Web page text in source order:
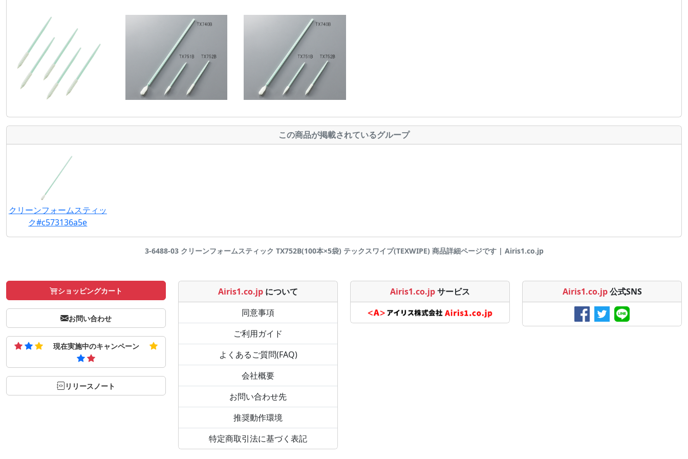
この商品が掲載されているグループ
クリーンフォームスティッ
ク#c573136a5e
3-6488-03 クリーンフォームスティック TX752B(100本×5袋) テックスワイプ(TEXWIPE) 商品詳細ページです | Airis1.co.jp
ショッピングカート
お問い合わせ
現在実施中のキャンペーン
リリースノート
Airis1.co.jp について
同意事項
ご利用ガイド
よくあるご質問(FAQ)
会社概要
お問い合わせ先
推奨動作環境
特定商取引法に基づく表記
Airis1.co.jpサービス Airis1.co.jp 公式SNS